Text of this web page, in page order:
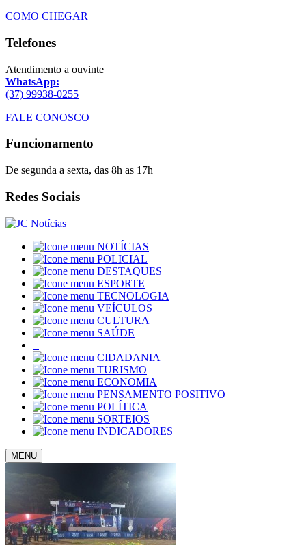
COMO CHEGAR
Telefones
Atendimento a ouvinte
WhatsApp:
(37) 99938-0255
FALE CONOSCO
Funcionamento
De segunda a sexta, das 8h as 17h
Redes Sociais
NOTÍCIAS
POLICIAL
DESTAQUES
ESPORTE
TECNOLOGIA
VEÍCULOS
CULTURA
SAÚDE
+
CIDADANIA
TURISMO
ECONOMIA
PENSAMENTO POSITIVO
POLÍTICA
SORTEIOS
INDICADORES
MENU